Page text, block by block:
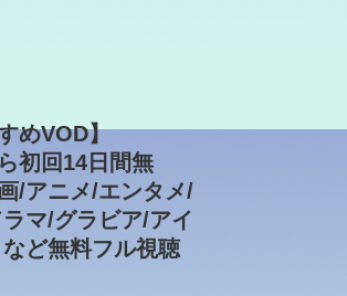
めVOD】
初回14日間無
/アニメ/エンタメ/
マ/グラビア/アイ
など無料フル視聴